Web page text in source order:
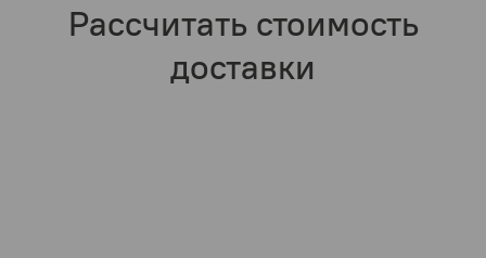
Рассчитать стоимость
доставки